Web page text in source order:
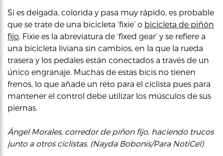
Si es delgada, colorida y pasa muy rápido, es probable
que se trate de una bicicleta ‘fixie’ o bicicleta de piñón
fijo. Fixie es la abreviatura de ‘fixed gear’ y se refiere a
una bicicleta liviana sin cambios, en la que la rueda
trasera y los pedales están conectados a través de un
único engranaje. Muchas de estas bicis no tienen
frenos, lo que añade un reto para el ciclista pues para
mantener el control debe utilizar los músculos de sus
piernas.
Ángel Morales, corredor de piñon fijo, haciendo trucos
junto a otros ciclistas. (Nayda Bobonis/Para NotiCel)